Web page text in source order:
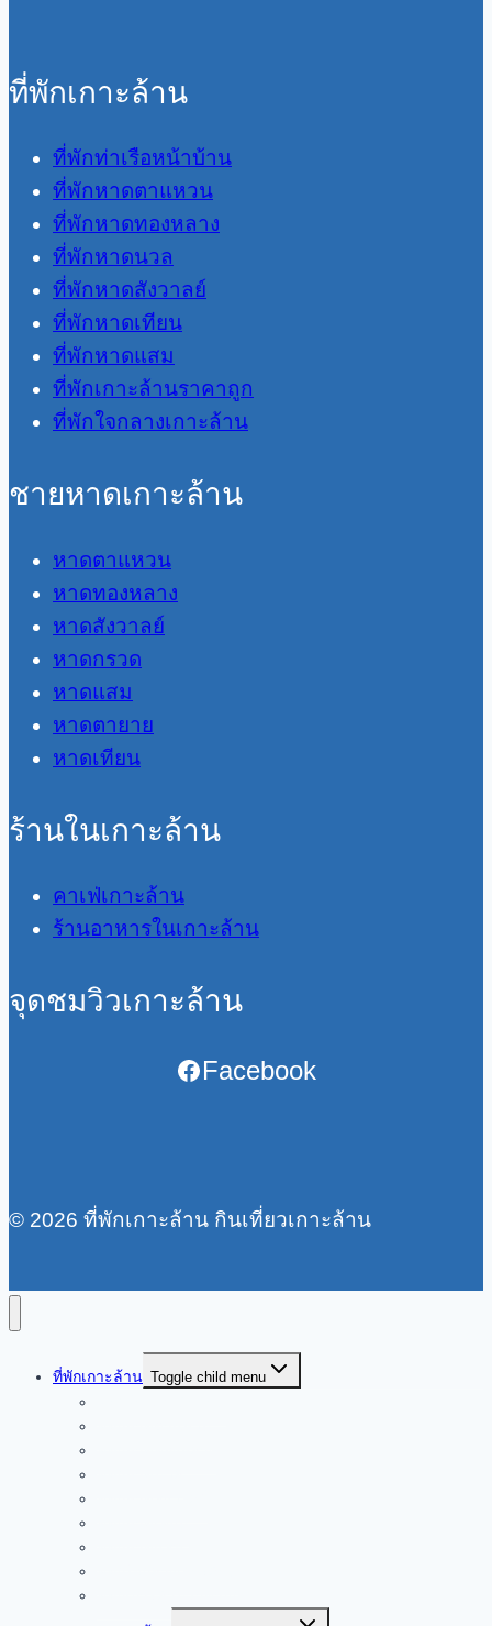
ที่พักเกาะล้าน
ที่พักท่าเรือหน้าบ้าน
ที่พักหาดตาแหวน
ที่พักหาดทองหลาง
ที่พักหาดนวล
ที่พักหาดสังวาลย์
ที่พักหาดเทียน
ที่พักหาดแสม
ที่พักเกาะล้านราคาถูก
ที่พักใจกลางเกาะล้าน
ชายหาดเกาะล้าน
หาดตาแหวน
หาดทองหลาง
หาดสังวาลย์
หาดกรวด
หาดแสม
หาดตายาย
หาดเทียน
ร้านในเกาะล้าน
คาเฟ่เกาะล้าน
ร้านอาหารในเกาะล้าน
จุดชมวิวเกาะล้าน
Facebook
© 2026 ที่พักเกาะล้าน กินเที่ยวเกาะล้าน
ที่พักเกาะล้าน Toggle child menu